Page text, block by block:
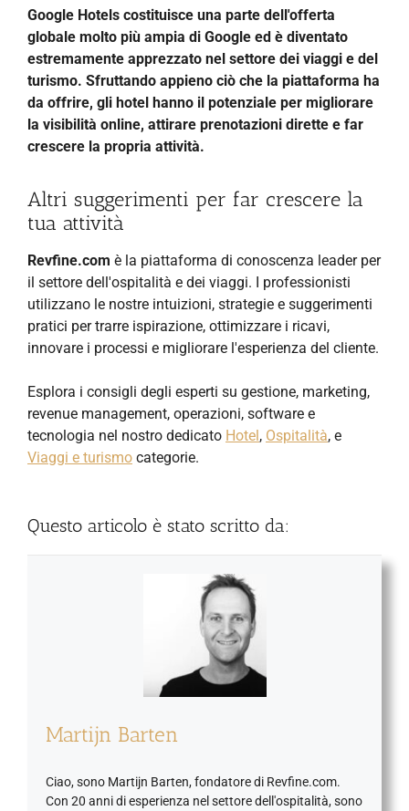
Google Hotels costituisce una parte dell'offerta
globale molto più ampia di Google ed è diventato
estremamente apprezzato nel settore dei viaggi e del
turismo. Sfruttando appieno ciò che la piattaforma ha
da offrire, gli hotel hanno il potenziale per migliorare
la visibilità online, attirare prenotazioni dirette e far
crescere la propria attività.
Altri suggerimenti per far crescere la
tua attività
Revfine.com è la piattaforma di conoscenza leader per
il settore dell'ospitalità e dei viaggi. I professionisti
utilizzano le nostre intuizioni, strategie e suggerimenti
pratici per trarre ispirazione, ottimizzare i ricavi,
innovare i processi e migliorare l'esperienza del cliente.
Esplora i consigli degli esperti su gestione, marketing,
revenue management, operazioni, software e
tecnologia nel nostro dedicato Hotel, Ospitalità, e
Viaggi e turismo categorie.
Questo articolo è stato scritto da:
Martijn Barten
Ciao, sono Martijn Barten, fondatore di Revfine.com.
Con 20 anni di esperienza nel settore dell'ospitalità, sono